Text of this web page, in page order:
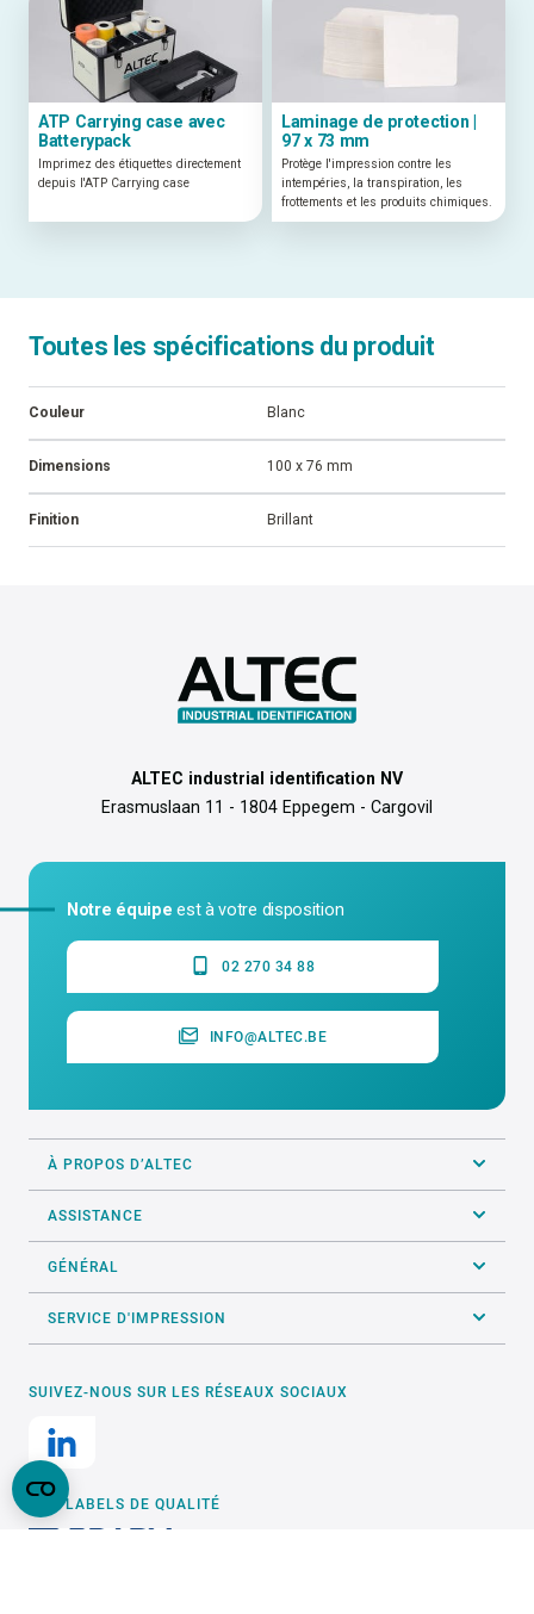
ATP Carrying case avec
Batterypack
Imprimez des étiquettes directement
depuis l'ATP Carrying case
Laminage de protection |
97 x 73 mm
Protège l'impression contre les
intempéries, la transpiration, les
frottements et les produits chimiques.
Toutes les spécifications du produit
Couleur Blanc
Dimensions 100 x 76 mm
Finition Brillant
ALTEC industrial identification NV
Erasmuslaan 11 - 1804 Eppegem - Cargovil
Notre équipe est à votre disposition
02 270 34 88
INFO@ALTEC.BE
À PROPOS D’ALTEC
ASSISTANCE
GÉNÉRAL
SERVICE D'IMPRESSION
SUIVEZ-NOUS SUR LES RÉSEAUX SOCIAUX
NOS LABELS DE QUALITÉ